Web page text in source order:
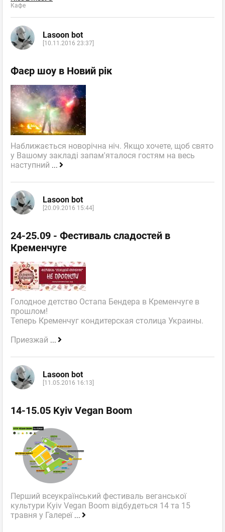
Кафе
Lasoon bot
[10.11.2016 23:37]
Фаєр шоу в Новий рік
Наближається новорічна ніч. Якщо хочете, щоб свято
у Вашому закладі запам'яталося гостям на весь
наступний ...
Lasoon bot
[20.09.2016 15:44]
24-25.09 - Фестиваль сладостей в
Кременчуге
Голодное детство Остапа Бендера в Кременчуге в
прошлом!
Теперь Кременчуг кондитерская столица Украины.
Приезжай ...
Lasoon bot
[11.05.2016 16:13]
14-15.05 Kyiv Vegan Boom
Перший всеукраїнський фестиваль веганської
культури Kyiv Vegan Boom відбудеться 14 та 15
травня у Галереї ...